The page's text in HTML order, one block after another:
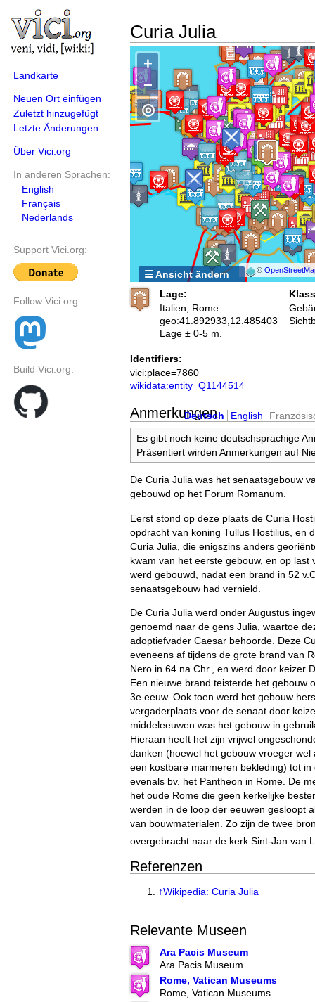
Landkarte
Neuen Ort einfügen
Zuletzt hinzugefügt
Letzte Änderungen
Über Vici.org
In anderen Sprachen:
English
Français
Nederlands
Support Vici.org:
Follow Vici.org:
Build Vici.org:
Curia Julia
+
−
©
◎
☰ Ansicht ändern
Lage:
Italien, Rome
geo:41.892933,12.485403
Lage ± 0-5 m.
Identifiers:
vici:place=7860
wikidata:entity=Q1144514
Anmerkungen
Deutsch English
Es gibt noch keine deutschsprachige
Präsentiert wirden Anmerkungen auf
De Curia Julia was het senaatsgebouw
gebouwd op het Forum Romanum.
Eerst stond op deze plaats de Curia
opdracht van koning Tullus Hostilius, en
Curia Julia, die enigszins anders
kwam van het eerste gebouw, en op last
werd gebouwd, nadat een brand in 52
senaatsgebouw had vernield.
De Curia Julia werd onder Augustus
genoemd naar de gens Julia, waartoe
adoptiefvader Caesar behoorde. Deze
eveneens af tijdens de grote brand van
Nero in 64 na Chr., en werd door keizer
Een nieuwe brand teisterde het gebouw
3e eeuw. Ook toen werd het gebouw
vergaderplaats voor de senaat door
middeleeuwen was het gebouw in
Hieraan heeft het zijn vrijwel
danken (hoewel het gebouw vroeger wel
een kostbare marmeren bekleding) tot in
evenals bv. het Pantheon in Rome. De
het oude Rome die geen kerkelijke
werden in de loop der eeuwen gesloopt
van bouwmaterialen. Zo zijn de twee
overgebracht naar de kerk Sint-Jan van
Referenzen
↑Wikipedia: Curia Julia
Relevante Museen
Ara Pacis Museum
Ara Pacis Museum
Rome, Vatican Museums
Rome, Vatican Museums